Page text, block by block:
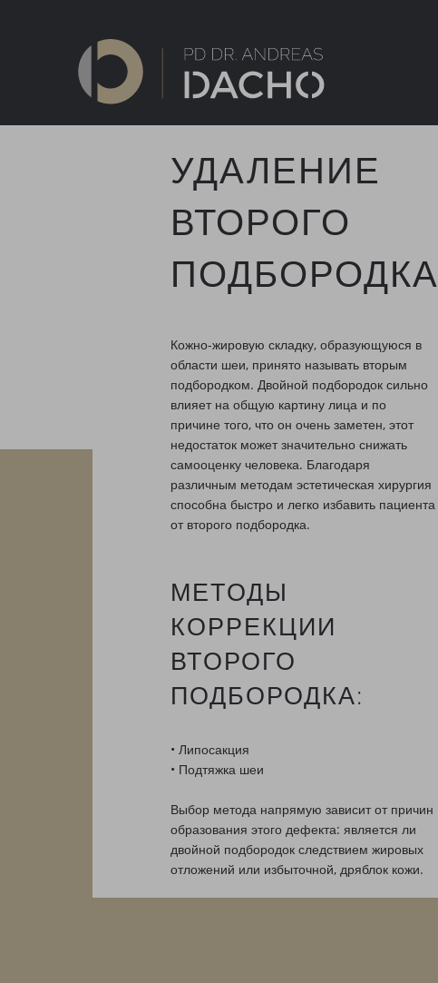
УДАЛЕНИЕ
ВТОРОГО
ПОДБОРОДКА
Кожно-жировую складку, образующуюся в
области шеи, принято называть вторым
подбородком. Двойной подбородок сильно
влияет на общую картину лица и по
причине того, что он очень заметен, этот
недостаток может значительно снижать
самооценку человека. Благодаря
различным методам эстетическая хирургия
способна быстро и легко избавить пациента
от второго подбородка.
МЕТОДЫ
КОРРЕКЦИИ
ВТОРОГО
ПОДБОРОДКА:
• Липосакция
• Подтяжка шеи
Выбор метода напрямую зависит от причин
образования этого дефекта: является ли
двойной подбородок следствием жировых
отложений или избыточной, дряблок кожи.